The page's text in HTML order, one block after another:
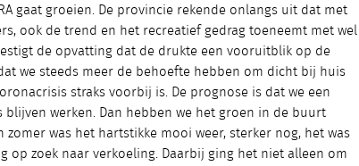
gaat groeien. De provincie rekende onlangs uit dat met
ook de trend en het recreatief gedrag toeneemt met wel
de opvatting dat de drukte een vooruitblik op de
we steeds meer de behoefte hebben om dicht bij huis
straks voorbij is. De prognose is dat we een
blijven werken. Dan hebben we het groen in de buurt
zomer was het hartstikke mooi weer, sterker nog, het was
op zoek naar verkoeling. Daarbij ging het niet alleen om